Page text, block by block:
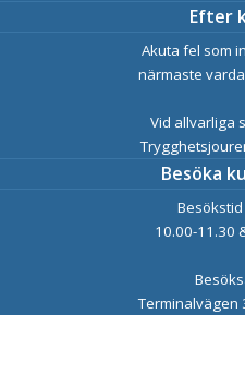
Efter
Akuta fel som
närmaste
Vid allvarliga
Besöka
10.00-11.30
Terminalvägen